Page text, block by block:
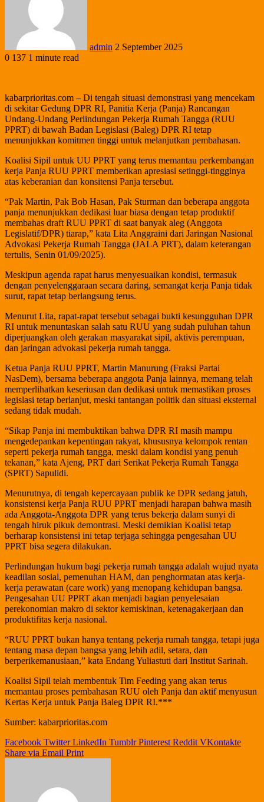
admin 2 September 2025
0 137 1 minute read
kabarprioritas.com – Di tengah situasi demonstrasi yang mencekam
di sekitar Gedung DPR RI, Panitia Kerja (Panja) Rancangan
Undang-Undang Perlindungan Pekerja Rumah Tangga (RUU
PPRT) di bawah Badan Legislasi (Baleg) DPR RI tetap
menunjukkan komitmen tinggi untuk melanjutkan pembahasan.
Koalisi Sipil untuk UU PPRT yang terus memantau perkembangan
kerja Panja RUU PPRT memberikan apresiasi setinggi-tingginya
atas keberanian dan konsitensi Panja tersebut.
“Pak Martin, Pak Bob Hasan, Pak Sturman dan beberapa anggota
panja menunjukkan dedikasi luar biasa dengan tetap produktif
membahas draft RUU PPRT di saat banyak aleg (Anggota
Legislatif/DPR) tiarap,” kata Lita Anggraini dari Jaringan Nasional
Advokasi Pekerja Rumah Tangga (JALA PRT), dalam keterangan
tertulis, Senin 01/09/2025).
Meskipun agenda rapat harus menyesuaikan kondisi, termasuk
dengan penyelenggaraan secara daring, semangat kerja Panja tidak
surut, rapat tetap berlangsung terus.
Menurut Lita, rapat-rapat tersebut sebagai bukti kesungguhan DPR
RI untuk menuntaskan salah satu RUU yang sudah puluhan tahun
diperjuangkan oleh gerakan masyarakat sipil, aktivis perempuan,
dan jaringan advokasi pekerja rumah tangga.
Ketua Panja RUU PPRT, Martin Manurung (Fraksi Partai
NasDem), bersama beberapa anggota Panja lainnya, memang telah
memperlihatkan keseriusan dan dedikasi untuk memastikan proses
legislasi tetap berlanjut, meski tantangan politik dan situasi eksternal
sedang tidak mudah.
“Sikap Panja ini membuktikan bahwa DPR RI masih mampu
mengedepankan kepentingan rakyat, khususnya kelompok rentan
seperti pekerja rumah tangga, meski dalam kondisi yang penuh
tekanan,” kata Ajeng, PRT dari Serikat Pekerja Rumah Tangga
(SPRT) Sapulidi.
Menurutnya, di tengah kepercayaan publik ke DPR sedang jatuh,
konsistensi kerja Panja RUU PPRT menjadi harapan bahwa masih
ada Anggota-Anggota DPR yang terus bekerja dalam sunyi di
tengah hiruk pikuk demontrasi. Meski demikian Koalisi tetap
berharap konsistensi ini tetap terjaga sehingga pengesahan UU
PPRT bisa segera dilakukan.
Perlindungan hukum bagi pekerja rumah tangga adalah wujud nyata
keadilan sosial, pemenuhan HAM, dan penghormatan atas kerja-
kerja perawatan (care work) yang menopang kehidupan bangsa.
Pengesahan UU PPRT akan menjadi bagian penyelesaian
perekonomian makro di sektor kemiskinan, ketenagakerjaan dan
produktifitas kerja nasional.
“RUU PPRT bukan hanya tentang pekerja rumah tangga, tetapi juga
tentang masa depan bangsa yang lebih adil, setara, dan
berperikemanusiaan,” kata Endang Yuliastuti dari Institut Sarinah.
Koalisi Sipil telah membentuk Tim Feeding yang akan terus
memantau proses pembahasan RUU oleh Panja dan aktif menyusun
Kertas Kerja untuk Panja Baleg DPR RI.***
Sumber: kabarprioritas.com
Facebook Twitter LinkedIn Tumblr Pinterest Reddit VKontakte
Share via Email Print